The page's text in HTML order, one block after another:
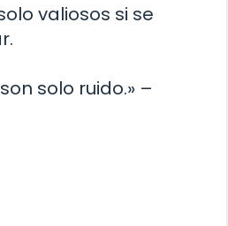
valiosos si se
solo ruido.» –